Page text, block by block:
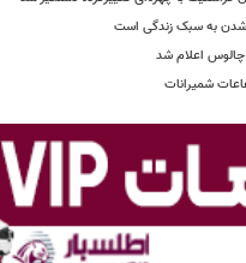
شدن به سبک زندگی است
اعلام شد
شمیرانات